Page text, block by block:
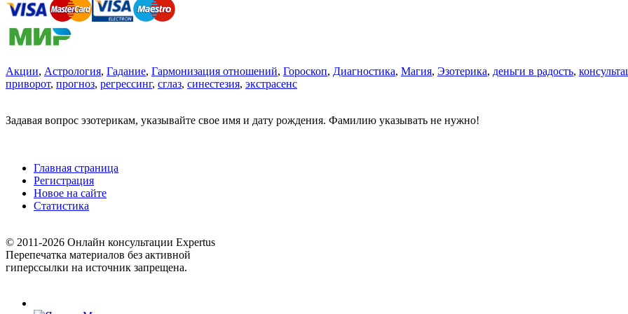
Акции, Астрология, Гадание, Гармонизация отношений, Гороскоп, Диагностика, Магия, Эзотерика, деньги в радость,
приворот, прогноз, регрессинг, сглаз, синестезия, экстрасенс
Задавая вопрос эзотерикам, указывайте свое имя и дату рождения. Фамилию указывать не нужно!
Главная страница
Регистрация
Новое на сайте
Статистика
© 2011-2026 Онлайн консультации Expertus
Перепечатка материалов без активной
гиперссылки на источник запрещена.